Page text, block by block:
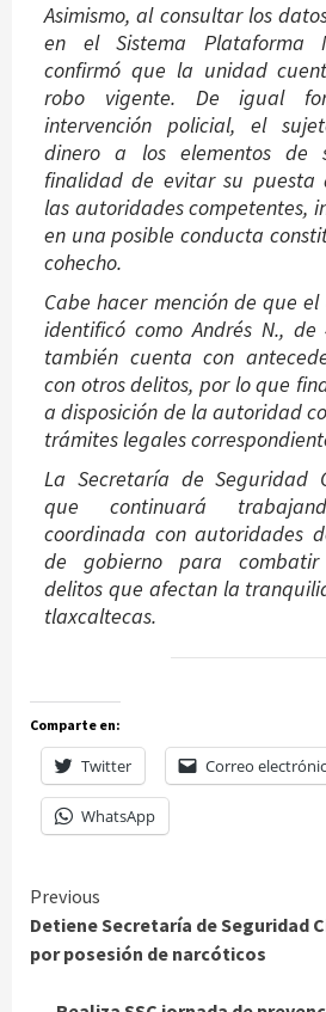
Asimismo, al consultar los
en el Sistema Plataforma
confirmó que la unidad
robo vigente. De igual
intervención policial, el
dinero a los elementos de
finalidad de evitar su puesta
las autoridades competentes,
en una posible conducta
cohecho.
Cabe hacer mención de que
identificó como Andrés N.,
también cuenta con
con otros delitos, por lo que
a disposición de la autoridad
trámites legales
La Secretaría de Seguridad
que continuará
coordinada con autoridades
de gobierno para
delitos que afectan la
tlaxcaltecas.
Comparte en:
Twitter Correo
WhatsApp
Continue
Reading
Previous
Detiene Secretaría de Seguridad
por posesión de narcóticos